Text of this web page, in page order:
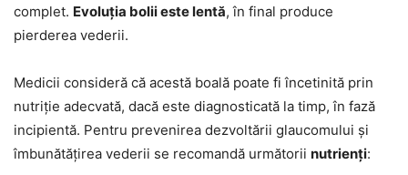
complet. Evoluția bolii este lentă, în final produce
pierderea vederii.
Medicii consideră că acestă boală poate fi încetinită prin
nutriție adecvată, dacă este diagnosticată la timp, în fază
incipientă. Pentru prevenirea dezvoltării glaucomului și
îmbunătățirea vederii se recomandă următorii nutrienți: